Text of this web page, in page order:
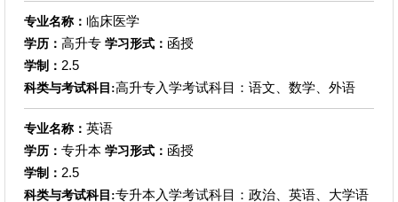
专业名称： 临床医学
学历： 高升专 学习形式： 函授
学制： 2.5
科类与考试科目:高升专入学考试科目：语文、数学、外语
专业名称： 英语
学历： 专升本 学习形式： 函授
学制： 2.5
科类与考试科目:专升本入学考试科目：政治、英语、大学语